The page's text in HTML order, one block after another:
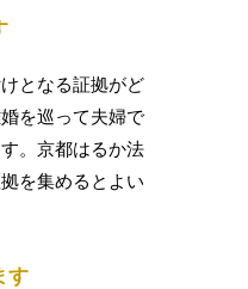
となる証拠がど
を巡って夫婦で
。京都はるか法
を集めるとよい
す